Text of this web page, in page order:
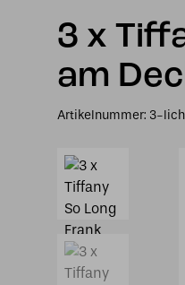
3 x
am
Artikelnummer: 3-